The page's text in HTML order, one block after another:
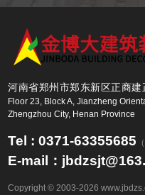
河南省郑州市郑东新区正商
Floor 23, Block A, Jianzheng
Zhengzhou City, Henan Province
Tel : 0371-63355685
E-mail：
Copyright © 2003-2026